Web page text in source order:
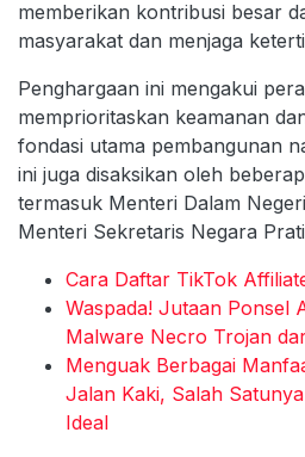
memberikan kontribusi besar
masyarakat dan menjaga
Penghargaan ini mengakui
memprioritaskan keamanan
fondasi utama pembangunan
ini juga disaksikan oleh
termasuk Menteri Dalam
Menteri Sekretaris Negara
Cara Daftar TikTok
Waspada! Jutaan Ponsel
Malware Necro Trojan
Menguak Berbagai
Jalan Kaki, Salah
Ideal